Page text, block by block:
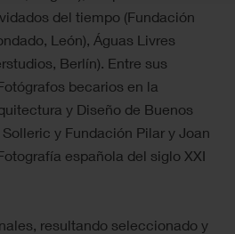
del tiempo (Fundación
León), Águas Livres
Berlín). Entre sus
becarios en la
y Diseño de Buenos
y Fundación Pilar y Joan
española del siglo XXI
resultando seleccionado y